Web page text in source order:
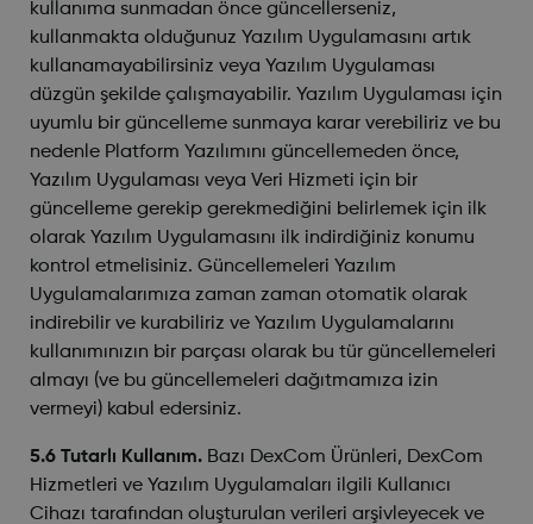
kullanıma sunmadan önce güncellerseniz,
kullanmakta olduğunuz Yazılım Uygulamasını artık
kullanamayabilirsiniz veya Yazılım Uygulaması
düzgün şekilde çalışmayabilir. Yazılım Uygulaması için
uyumlu bir güncelleme sunmaya karar verebiliriz ve bu
nedenle Platform Yazılımını güncellemeden önce,
Yazılım Uygulaması veya Veri Hizmeti için bir
güncelleme gerekip gerekmediğini belirlemek için ilk
olarak Yazılım Uygulamasını ilk indirdiğiniz konumu
kontrol etmelisiniz. Güncellemeleri Yazılım
Uygulamalarımıza zaman zaman otomatik olarak
indirebilir ve kurabiliriz ve Yazılım Uygulamalarını
kullanımınızın bir parçası olarak bu tür güncellemeleri
almayı (ve bu güncellemeleri dağıtmamıza izin
vermeyi) kabul edersiniz.
5.6 Tutarlı Kullanım.Bazı DexCom Ürünleri, DexCom
Hizmetleri ve Yazılım Uygulamaları ilgili Kullanıcı
Cihazı tarafından oluşturulan verileri arşivleyecek ve